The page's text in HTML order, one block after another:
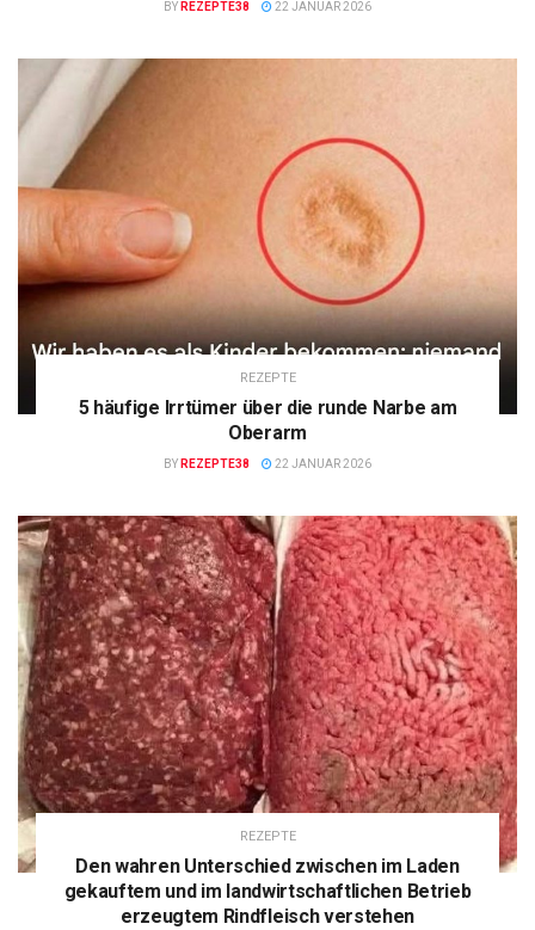
BY REZEPTE38 22 JANUAR 2026
REZEPTE
5 häufige Irrtümer über die runde Narbe am
Oberarm
BY REZEPTE38 22 JANUAR 2026
REZEPTE
Den wahren Unterschied zwischen im Laden
gekauftem und im landwirtschaftlichen Betrieb
erzeugtem Rindfleisch verstehen